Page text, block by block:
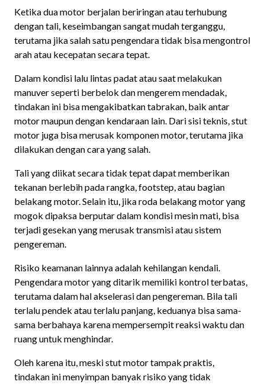
Ketika dua motor berjalan beriringan atau terhubung
dengan tali, keseimbangan sangat mudah terganggu,
terutama jika salah satu pengendara tidak bisa mengontrol
arah atau kecepatan secara tepat.
Dalam kondisi lalu lintas padat atau saat melakukan
manuver seperti berbelok dan mengerem mendadak,
tindakan ini bisa mengakibatkan tabrakan, baik antar
motor maupun dengan kendaraan lain. Dari sisi teknis, stut
motor juga bisa merusak komponen motor, terutama jika
dilakukan dengan cara yang salah.
Tali yang diikat secara tidak tepat dapat memberikan
tekanan berlebih pada rangka, footstep, atau bagian
belakang motor. Selain itu, jika roda belakang motor yang
mogok dipaksa berputar dalam kondisi mesin mati, bisa
terjadi gesekan yang merusak transmisi atau sistem
pengereman.
Risiko keamanan lainnya adalah kehilangan kendali.
Pengendara motor yang ditarik memiliki kontrol terbatas,
terutama dalam hal akselerasi dan pengereman. Bila tali
terlalu pendek atau terlalu panjang, keduanya bisa sama-
sama berbahaya karena mempersempit reaksi waktu dan
ruang untuk menghindar.
Oleh karena itu, meski stut motor tampak praktis,
tindakan ini menyimpan banyak risiko yang tidak